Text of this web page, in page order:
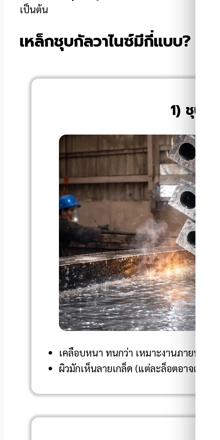
เป็นต้น
เหล็กชุบกัลวาไนซ์มีกี่แบบ?
1) ชุบกั
เคลือบหนา ทนกว่า เหมาะงานภายนอกหรื
ผิวมักเห็นลายเกล็ด (แต่ละล็อตอาจต่างกัน)